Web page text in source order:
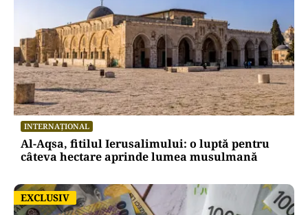
INTERNAȚIONAL
Al-Aqsa, fitilul Ierusalimului: o luptă pentru
câteva hectare aprinde lumea musulmană
EXCLUSIV
EXCLUSIV